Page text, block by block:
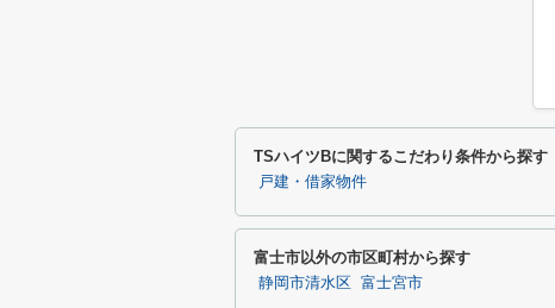
TSハイツBに関するこだわり条件から探す
戸建・借家物件
富士市以外の市区町村から探す
静岡市清水区 富士宮市